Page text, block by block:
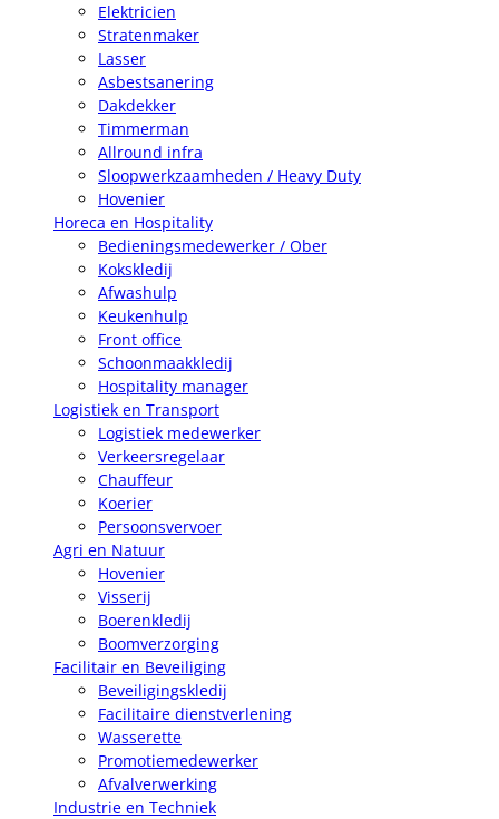
Elektricien
Stratenmaker
Lasser
Asbestsanering
Dakdekker
Timmerman
Allround infra
Sloopwerkzaamheden / Heavy Duty
Hovenier
Horeca en Hospitality
Bedieningsmedewerker / Ober
Kokskledij
Afwashulp
Keukenhulp
Front office
Schoonmaakkledij
Hospitality manager
Logistiek en Transport
Logistiek medewerker
Verkeersregelaar
Chauffeur
Koerier
Persoonsvervoer
Agri en Natuur
Hovenier
Visserij
Boerenkledij
Boomverzorging
Facilitair en Beveiliging
Beveiligingskledij
Facilitaire dienstverlening
Wasserette
Promotiemedewerker
Afvalverwerking
Industrie en Techniek